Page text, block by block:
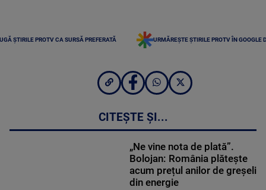
ȘTIRILE PROTV CA SURSĂ PREFERATĂ URMĂREȘTE ȘTIRILE PROTV ÎN GOOGLE
CITEȘTE ȘI...
„Ne vine nota de plată”.
Bolojan: România plătește
acum prețul anilor de greșeli
din energie